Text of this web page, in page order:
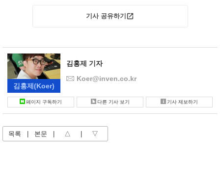
기사 공유하기
김홍제 (Koer)
김홍제 기자
Koer@inven.co.kr
페이지 구독하기 다른 기사 보기 기사 제보하기
목록 | 본문 | △ | ▽